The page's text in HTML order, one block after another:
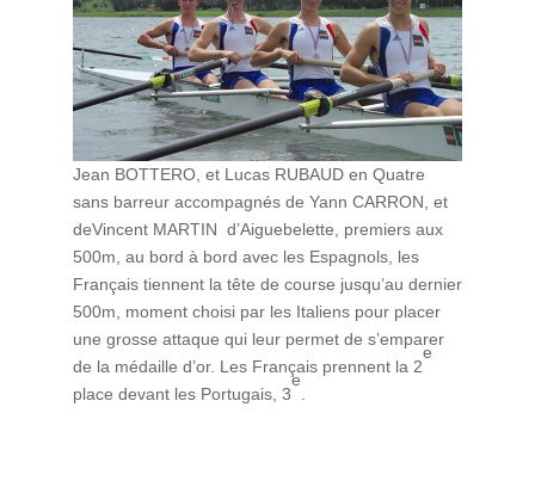
Jean BOTTERO, et Lucas RUBAUD en Quatre
sans barreur accompagnés de Yann CARRON, et
deVincent MARTIN d’Aiguebelette, premiers aux
500m, au bord à bord avec les Espagnols, les
Français tiennent la tête de course jusqu’au dernier
500m, moment choisi par les Italiens pour placer
une grosse attaque qui leur permet de s’emparer
de la médaille d’or. Les Français prennent la 2
e
place devant les Portugais, 3
e